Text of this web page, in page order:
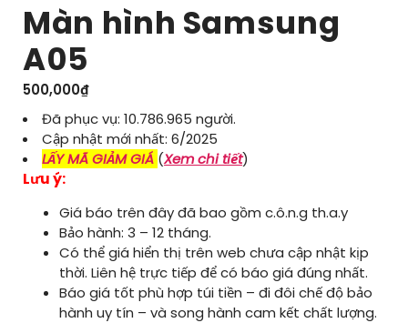
Màn hình Samsung
A05
500,000₫
Đã phục vụ: 10.786.965 người.
Cập nhật mới nhất: 6/2025
LẤY MÃ GIẢM GIÁ (Xem chi tiết)
Lưu ý:
Giá báo trên đây đã bao gồm c.ô.n.g th.a.y
Bảo hành: 3 – 12 tháng.
Có thể giá hiển thị trên web chưa cập nhật kịp
thời. Liên hệ trực tiếp để có báo giá đúng nhất.
Báo giá tốt phù hợp túi tiền – đi đôi chế độ bảo
hành uy tín – và song hành cam kết chất lượng.